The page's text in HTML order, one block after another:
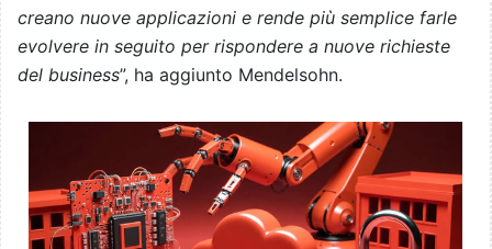
creano nuove applicazioni e rende più semplice farle
evolvere in seguito per rispondere a nuove richieste
del business”, ha aggiunto Mendelsohn.